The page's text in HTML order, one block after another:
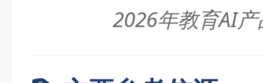
2026年教育AI